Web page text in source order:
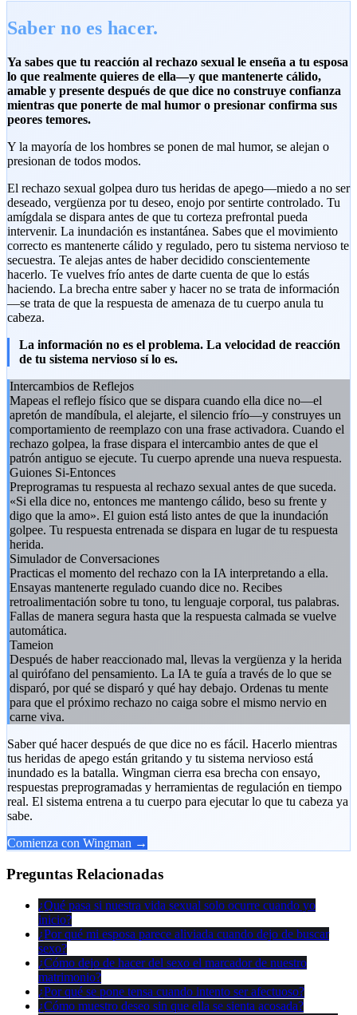
Saber no es hacer.
Ya sabes que tu reacción al rechazo sexual le enseña a tu esposa
lo que realmente quieres de ella—y que mantenerte cálido,
amable y presente después de que dice no construye confianza
mientras que ponerte de mal humor o presionar confirma sus
peores temores.
Y la mayoría de los hombres se ponen de mal humor, se alejan o
presionan de todos modos.
El rechazo sexual golpea duro tus heridas de apego—miedo a no ser
deseado, vergüenza por tu deseo, enojo por sentirte controlado. Tu
amígdala se dispara antes de que tu corteza prefrontal pueda
intervenir. La inundación es instantánea. Sabes que el movimiento
correcto es mantenerte cálido y regulado, pero tu sistema nervioso te
secuestra. Te alejas antes de haber decidido conscientemente
hacerlo. Te vuelves frío antes de darte cuenta de que lo estás
haciendo. La brecha entre saber y hacer no se trata de información
—se trata de que la respuesta de amenaza de tu cuerpo anula tu
cabeza.
La información no es el problema. La velocidad de reacción
de tu sistema nervioso sí lo es.
Intercambios de Reflejos
Mapeas el reflejo físico que se dispara cuando ella dice no—el
apretón de mandíbula, el alejarte, el silencio frío—y construyes un
comportamiento de reemplazo con una frase activadora. Cuando el
rechazo golpea, la frase dispara el intercambio antes de que el
patrón antiguo se ejecute. Tu cuerpo aprende una nueva respuesta.
Guiones Si-Entonces
Preprogramas tu respuesta al rechazo sexual antes de que suceda.
«Si ella dice no, entonces me mantengo cálido, beso su frente y
digo que la amo». El guion está listo antes de que la inundación
golpee. Tu respuesta entrenada se dispara en lugar de tu respuesta
herida.
Simulador de Conversaciones
Practicas el momento del rechazo con la IA interpretando a ella.
Ensayas mantenerte regulado cuando dice no. Recibes
retroalimentación sobre tu tono, tu lenguaje corporal, tus palabras.
Fallas de manera segura hasta que la respuesta calmada se vuelve
automática.
Tameion
Después de haber reaccionado mal, llevas la vergüenza y la herida
al quirófano del pensamiento. La IA te guía a través de lo que se
disparó, por qué se disparó y qué hay debajo. Ordenas tu mente
para que el próximo rechazo no caiga sobre el mismo nervio en
carne viva.
Saber qué hacer después de que dice no es fácil. Hacerlo mientras
tus heridas de apego están gritando y tu sistema nervioso está
inundado es la batalla. Wingman cierra esa brecha con ensayo,
respuestas preprogramadas y herramientas de regulación en tiempo
real. El sistema entrena a tu cuerpo para ejecutar lo que tu cabeza ya
sabe.
Comienza con Wingman →
Preguntas Relacionadas
¿Qué pasa si nuestra vida sexual solo ocurre cuando yo
inicio?
¿Por qué mi esposa parece aliviada cuando dejo de buscar
sexo?
¿Cómo dejo de hacer del sexo el marcador de nuestro
matrimonio?
¿Por qué se pone tensa cuando intento ser afectuoso?
¿Cómo muestro deseo sin que ella se sienta acosada?